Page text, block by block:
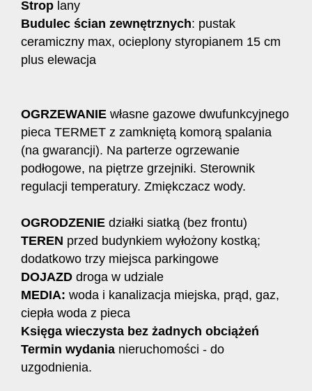
Strop lany
Budulec ścian zewnętrznych: pustak
ceramiczny max, ocieplony styropianem 15 cm
plus elewacja
OGRZEWANIE własne gazowe dwufunkcyjnego
pieca TERMET z zamkniętą komorą spalania
(na gwarancji). Na parterze ogrzewanie
podłogowe, na piętrze grzejniki. Sterownik
regulacji temperatury. Zmiękczacz wody.
OGRODZENIE działki siatką (bez frontu)
TEREN przed budynkiem wyłożony kostką;
dodatkowo trzy miejsca parkingowe
DOJAZD droga w udziale
MEDIA: woda i kanalizacja miejska, prąd, gaz,
ciepła woda z pieca
Księga wieczysta bez żadnych obciążeń
Termin wydania nieruchomości - do
uzgodnienia.